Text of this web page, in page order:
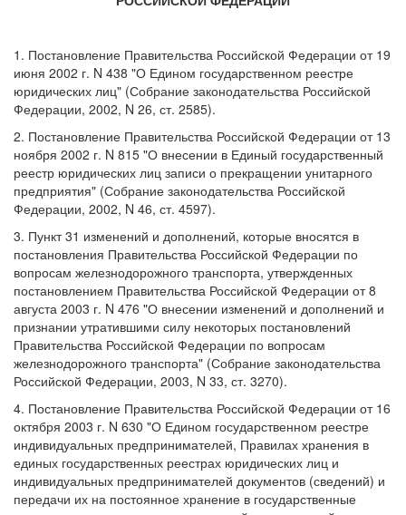
1. Постановление Правительства Российской Федерации от 19
июня 2002 г. N 438 "О Едином государственном реестре
юридических лиц" (Собрание законодательства Российской
Федерации, 2002, N 26, ст. 2585).
2. Постановление Правительства Российской Федерации от 13
ноября 2002 г. N 815 "О внесении в Единый государственный
реестр юридических лиц записи о прекращении унитарного
предприятия" (Собрание законодательства Российской
Федерации, 2002, N 46, ст. 4597).
3. Пункт 31 изменений и дополнений, которые вносятся в
постановления Правительства Российской Федерации по
вопросам железнодорожного транспорта, утвержденных
постановлением Правительства Российской Федерации от 8
августа 2003 г. N 476 "О внесении изменений и дополнений и
признании утратившими силу некоторых постановлений
Правительства Российской Федерации по вопросам
железнодорожного транспорта" (Собрание законодательства
Российской Федерации, 2003, N 33, ст. 3270).
4. Постановление Правительства Российской Федерации от 16
октября 2003 г. N 630 "О Едином государственном реестре
индивидуальных предпринимателей, Правилах хранения в
единых государственных реестрах юридических лиц и
индивидуальных предпринимателей документов (сведений) и
передачи их на постоянное хранение в государственные